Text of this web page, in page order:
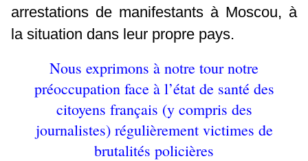
arrestations de manifestants à Moscou, à
la situation dans leur propre pays.
Nous exprimons à notre tour notre
préoccupation face à l’état de santé des
citoyens français (y compris des
journalistes) régulièrement victimes de
brutalités policières